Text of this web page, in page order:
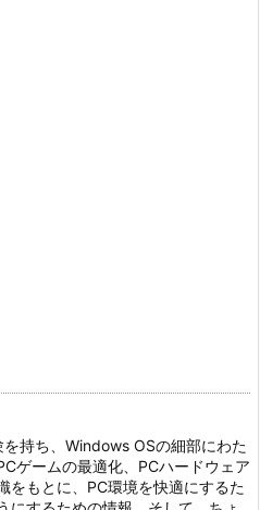
持ち、Windows OSの細部にわた
ゲームの最適化、PCハードウェア
をもとに、PC環境を快適にするた